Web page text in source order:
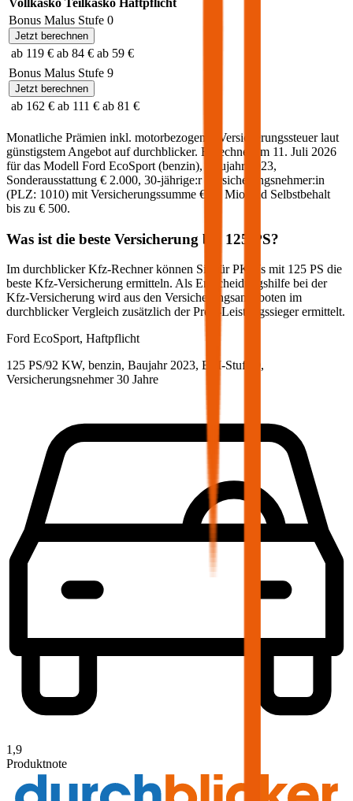
Bonus Malus Stufe 0
Jetzt berechnen
ab 119 € ab 84 € ab 59 €
Bonus Malus Stufe 9
Jetzt berechnen
ab 162 € ab 111 € ab 81 €
Monatliche Prämien inkl. motorbezogener Versicherungssteuer laut
günstigstem Angebot auf durchblicker. Berechnet am 11. Juli 2026
für das Modell Ford EcoSport (benzin), Baujahr 2023,
Sonderausstattung € 2.000, 30-jährige:rVersicherungsnehmer:in
(PLZ: 1010) mit Versicherungssumme € 20 Mio und Selbstbehalt
bis zu € 500.
Was ist die beste Versicherung bei 125 PS?
Im durchblicker Kfz-Rechner können Sie für PKWs mit 125 PS die
beste Kfz-Versicherung ermitteln. Als Entscheidungshilfe bei der
Kfz-Versicherung wird aus den Versicherungsangeboten im
durchblicker Vergleich zusätzlich der Preis-Leistungssieger ermittelt.
Ford EcoSport, Haftpflicht
125 PS/92 KW, benzin, Baujahr 2023, BM-Stufe
,
Versicherungsnehmer 30 Jahre
1,9
Produktnote